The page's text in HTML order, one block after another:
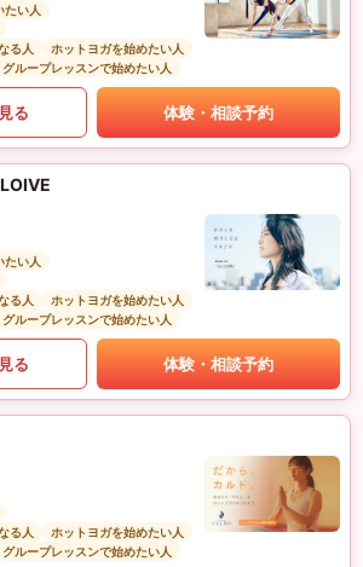
たい人
る人
ホットヨガを始めたい人
グループレッスンで始めたい人
る 体験・相談予約
たい人
る人
ホットヨガを始めたい人
グループレッスンで始めたい人
る 体験・相談予約
る人
ホットヨガを始めたい人
グループレッスンで始めたい人